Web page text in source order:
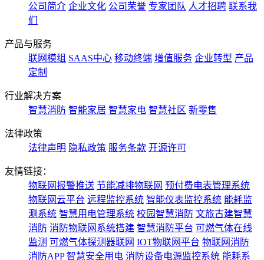
公司简介 企业文化 公司荣誉 专家团队 人才招聘 联系我
们
产品与服务
联网模组 SAAS中心 移动终端 增值服务 企业转型 产品
定制
行业解决方案
智慧消防 智能家居 智慧家电 智慧社区 新零售
法律政策
法律声明 隐私政策 服务条款 开源许可
友情链接：
物联网报警推送 节能减排物联网 预付费电表管理系统
物联网云平台 远程监控系统 智能仪表监控系统 能耗监
测系统 智慧用电管理系统 校园智慧消防 文旅古建智慧
消防 消防物联网系统搭建 智慧消防平台 可燃气体在线
监测 可燃气体探测器联网 IOT物联网平台 物联网消防
消防APP 智慧安全用电 消防设备电源监控系统 能耗系